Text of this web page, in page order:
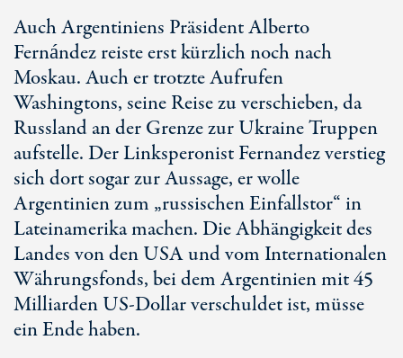
Auch Argentiniens Präsident Alberto
Fernández reiste erst kürzlich noch nach
Moskau. Auch er trotzte Aufrufen
Washingtons, seine Reise zu verschieben, da
Russland an der Grenze zur Ukraine Truppen
aufstelle. Der Linksperonist Fernandez verstieg
sich dort sogar zur Aussage, er wolle
Argentinien zum „russischen Einfallstor“ in
Lateinamerika machen. Die Abhängigkeit des
Landes von den USA und vom Internationalen
Währungsfonds, bei dem Argentinien mit 45
Milliarden US-Dollar verschuldet ist, müsse
ein Ende haben.